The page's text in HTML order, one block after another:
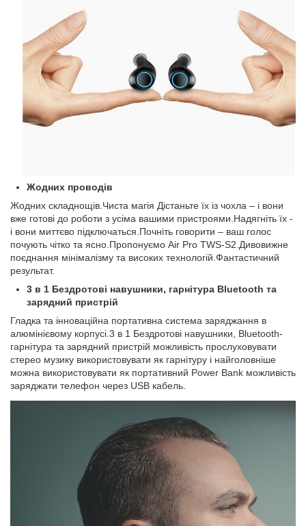
Жодних проводів
Жодних складнощів.Чиста магія Дістаньте їх із чохла – і вони
вже готові до роботи з усіма вашими пристроями.Надягніть їх -
і вони миттєво підключаться.Почніть говорити – ваш голос
почують чітко та ясно.Пропонуємо Air Pro TWS-S2.Дивовижне
поєднання мінімалізму та високих технологій.Фантастичний
результат.
3 в 1 Бездротові навушники, гарнітура Bluetooth та
зарядний пристрій
Гладка та інноваційна портативна система заряджання в
алюмінієвому корпусі.3 в 1 Бездротові навушники, Bluetooth-
гарнітура та зарядний пристрій можливість прослуховувати
стерео музику використовувати як гарнітуру і найголовніше
можна використовувати як портативний Power Bank можливість
заряджати телефон через USB кабель.